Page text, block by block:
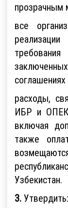
прозрачным
все
расходы,
ИБР и ОПЕК
включая
также
Узбекистан.
3. Утвердить: